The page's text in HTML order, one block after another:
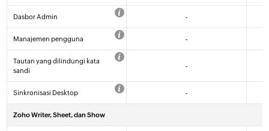
Dasbor Admin -
Manajemen pengguna -
Tautan yang dilindungi kata
sandi
-
Sinkronisasi Desktop -
Zoho Writer, Sheet, dan Show